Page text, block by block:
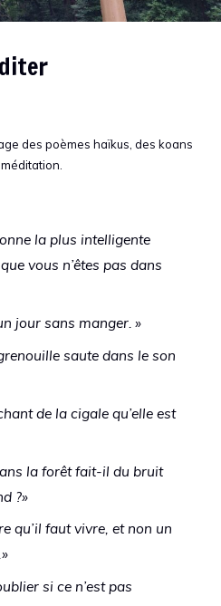
des poèmes haïkus, des koans
la plus intelligente
vous n’êtes pas dans
jour sans manger. »
saute dans le son
de la cigale qu’elle est
la forêt fait-il du bruit
?»
qu’il faut vivre, et non un
si ce n’est pas